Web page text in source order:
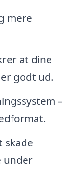
mere
at dine
godt ud.
–
skade
under